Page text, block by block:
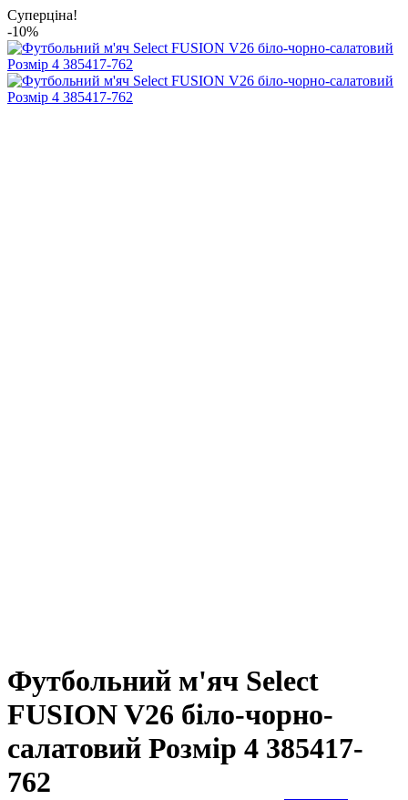
Суперціна!
-10%
Футбольний м'яч Select
FUSION V26 біло-чорно-
салатовий Розмір 4 385417-
762